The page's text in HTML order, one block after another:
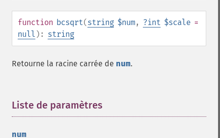
function bcsqrt(string $num, ?int $scale =
null ): string
Retourne la racine carrée de num.
Liste de paramètres
num